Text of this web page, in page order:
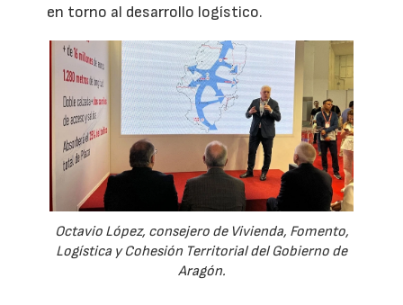
en torno al desarrollo logístico.
Octavio López, consejero de Vivienda, Fomento,
Logística y Cohesión Territorial del Gobierno de
Aragón.